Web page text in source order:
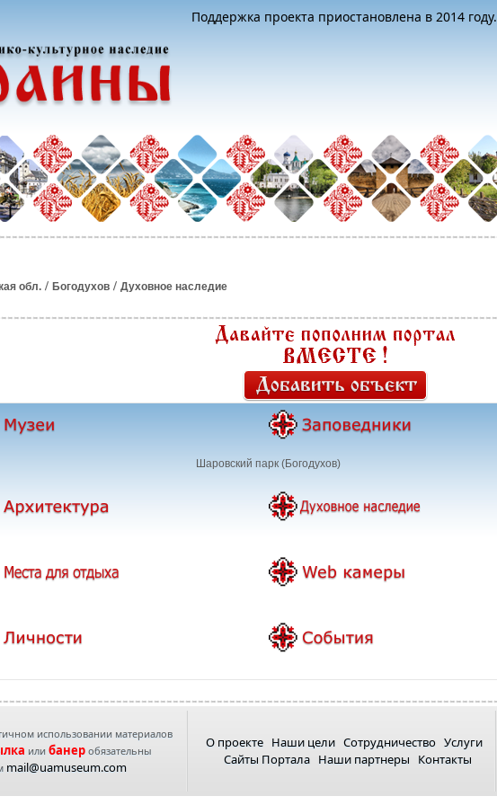
Поддержка проекта приостановлена в 2014 году.
обл. / Богодухов / Духовное наследие
Шаровский парк (Богодухов)
использовании материалов
или банеробязательны
mail@uamuseum.com
О проекте Наши цели Сотрудничество Услуги
Сайты Портала Наши партнеры Контакты